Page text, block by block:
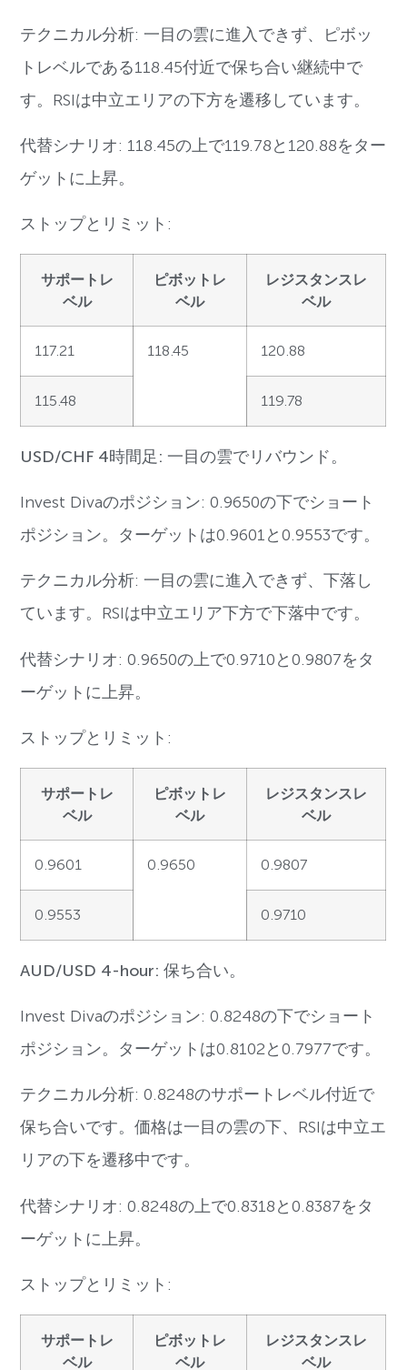
テクニカル分析: 一目の雲に進入できず、ピボッ
トレベルである118.45付近で保ち合い継続中で
す。RSIは中立エリアの下方を遷移しています。
代替シナリオ: 118.45の上で119.78と120.88をター
ゲットに上昇。
ストップとリミット:
サポートレ
ベル
ピボットレ
ベル
レジスタンスレ
ベル
117.21 118.45 120.88
115.48 119.78
USD/CHF 4時間足: 一目の雲でリバウンド。
Invest Divaのポジション: 0.9650の下でショート
ポジション。ターゲットは0.9601と0.9553です。
テクニカル分析: 一目の雲に進入できず、下落し
ています。RSIは中立エリア下方で下落中です。
代替シナリオ: 0.9650の上で0.9710と0.9807をタ
ーゲットに上昇。
ストップとリミット:
サポートレ
ベル
ピボットレ
ベル
レジスタンスレ
ベル
0.9601 0.9650 0.9807
0.9553 0.9710
AUD/USD 4-hour: 保ち合い。
Invest Divaのポジション: 0.8248の下でショート
ポジション。ターゲットは0.8102と0.7977です。
テクニカル分析: 0.8248のサポートレベル付近で
保ち合いです。価格は一目の雲の下、RSIは中立エ
リアの下を遷移中です。
代替シナリオ: 0.8248の上で0.8318と0.8387をタ
ーゲットに上昇。
ストップとリミット:
サポートレ
ベル
ピボットレ
ベル
レジスタンスレ
ベル